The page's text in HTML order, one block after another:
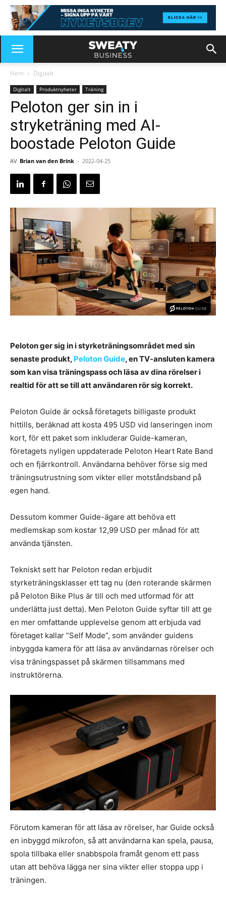
Hem Digitalt
Digitalt Produktnyheter Träning
Peloton ger sin in i
stryketräning med AI-
boostade Peloton Guide
AV Brian van den Brink - 2022-04-25
Peloton ger sig in i styrketräningsområdet med sin
senaste produkt, Peloton Guide, en TV-ansluten kamera
som kan visa träningspass och läsa av dina rörelser i
realtid för att se till att användaren rör sig korrekt.
Peloton Guide är också företagets billigaste produkt
hittills, beräknad att kosta 495 USD vid lanseringen inom
kort, för ett paket som inkluderar Guide-kameran,
företagets nyligen uppdaterade Peloton Heart Rate Band
och en fjärrkontroll. Användarna behöver förse sig med
träningsutrustning som vikter eller motståndsband på
egen hand.
Dessutom kommer Guide-ägare att behöva ett
medlemskap som kostar 12,99 USD per månad för att
använda tjänsten.
Tekniskt sett har Peloton redan erbjudit
styrketräningsklasser ett tag nu (den roterande skärmen
på Peloton Bike Plus är till och med utformad för att
underlätta just detta). Men Peloton Guide syftar till att ge
en mer omfattande upplevelse genom att erbjuda vad
företaget kallar ”Self Mode”, som använder guidens
inbyggda kamera för att läsa av användarnas rörelser och
visa träningspasset på skärmen tillsammans med
instruktörerna.
Förutom kameran för att läsa av rörelser, har Guide också
en inbyggd mikrofon, så att användarna kan spela, pausa,
spola tillbaka eller snabbspola framåt genom ett pass
utan att behöva lägga ner sina vikter eller stoppa upp i
träningen.